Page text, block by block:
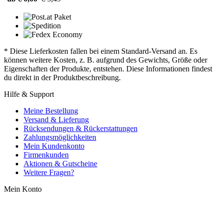
* Diese Lieferkosten fallen bei einem Standard-Versand an. Es
können weitere Kosten, z. B. aufgrund des Gewichts, Größe oder
Eigenschaften der Produkte, entstehen. Diese Informationen findest
du direkt in der Produktbeschreibung.
Hilfe & Support
Meine Bestellung
Versand & Lieferung
Rücksendungen & Rückerstattungen
Zahlungsmöglichkeiten
Mein Kundenkonto
Firmenkunden
Aktionen & Gutscheine
Weitere Fragen?
Mein Konto